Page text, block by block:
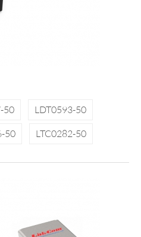
50
LDT0593-50
50 LTC0282-50